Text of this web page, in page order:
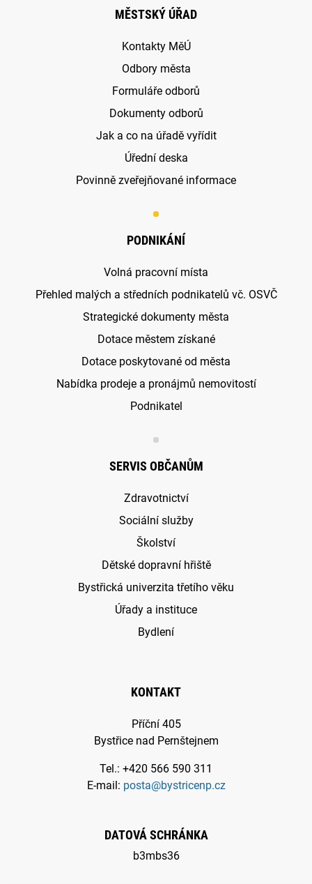
MĚSTSKÝ ÚŘAD
Kontakty MěÚ
Odbory města
Formuláře odborů
Dokumenty odborů
Jak a co na úřadě vyřídit
Úřední deska
Povinně zveřejňované informace
PODNIKÁNÍ
Volná pracovní místa
Přehled malých a středních podnikatelů vč. OSVČ
Strategické dokumenty města
Dotace městem získané
Dotace poskytované od města
Nabídka prodeje a pronájmů nemovitostí
Podnikatel
SERVIS OBČANŮM
Zdravotnictví
Sociální služby
Školství
Dětské dopravní hřiště
Bystřická univerzita třetího věku
Úřady a instituce
Bydlení
KONTAKT
Příční 405
Bystřice nad Pernštejnem
Tel.: +420 566 590 311
E-mail: posta@bystricenp.cz
DATOVÁ SCHRÁNKA
b3mbs36